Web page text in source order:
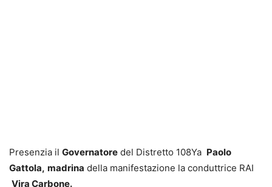
Presenzia il Governatore del Distretto 108Ya Paolo
Gattola, madrina della manifestazione la conduttrice RAI
Vira Carbone.